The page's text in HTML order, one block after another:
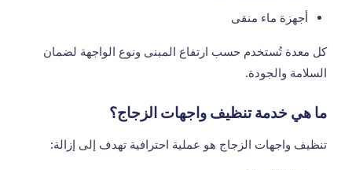
أجهزة ماء منقى
كل معدة تُستخدم حسب ارتفاع المبنى ونوع الواجهة لضمان
السلامة والجودة.
ما هي خدمة تنظيف واجهات الزجاج؟
تنظيف واجهات الزجاج هو عملية احترافية تهدف إلى إزالة: